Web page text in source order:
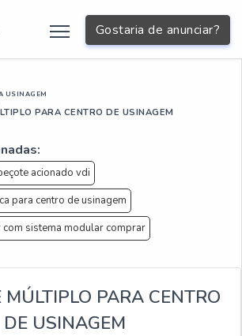
Gostaria de anunciar?
USINAGEM
PARA CENTRO DE USINAGEM
acionado vdi
para centro de usinagem
com sistema modular comprar
MÚLTIPLO PARA CENTRO
DE USINAGEM